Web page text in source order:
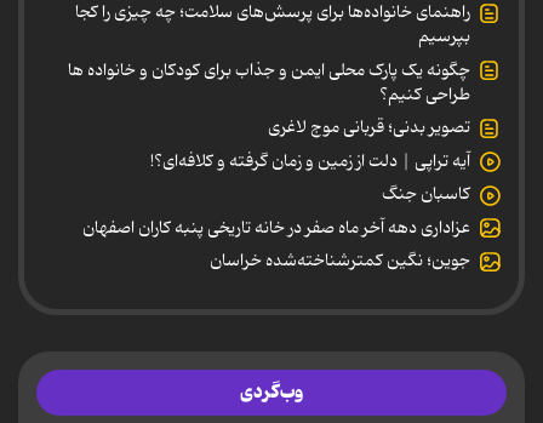
راهنمای خانواده‌ها برای پرسش‌های سلامت؛ چه چیزی را کجا
بپرسیم
چگونه یک پارک محلی ایمن و جذاب برای کودکان و خانواده ها
طراحی کنیم؟
تصویر بدنی؛ قربانی موج لاغری
آیه تراپی | دلت از زمین و زمان گرفته و کلافه‌ای؟!
کاسبان جنگ
عزاداری دهه آخر ماه صفر در خانه تاریخی پنبه کاران اصفهان
جوین؛ نگین کمترشناخته‌شده خراسان
وب‌گردی